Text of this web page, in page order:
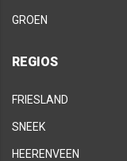
GROEN
REGIOS
FRIESLAND
SNEEK
HEERENVEEN